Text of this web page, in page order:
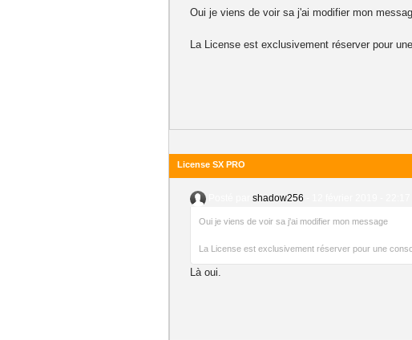
Oui je viens de voir sa j'ai modifier mon
La License est exclusivement réserver pour
License SX PRO
shadow256
Oui je viens de voir sa j'ai modifier mon message
La License est exclusivement réserver pour une
Là oui.